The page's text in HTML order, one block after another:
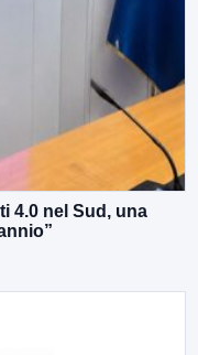
4.0 nel Sud, una